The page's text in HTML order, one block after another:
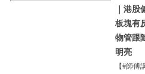
｜港
板塊有
物管跟
明亮
【#師傅